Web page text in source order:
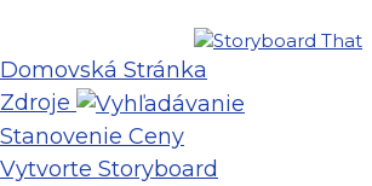
Domovská Stránka
Zdroje
Stanovenie Ceny
Vytvorte Storyboard